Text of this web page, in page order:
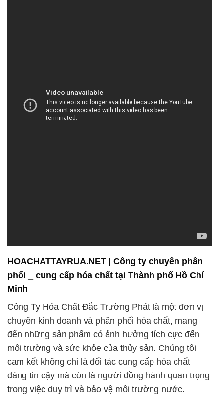
HOACHATTAYRUA.NET | Công ty chuyên phân
phối _ cung cấp hóa chất tại Thành phố Hồ Chí
Minh
Công Ty Hóa Chất Đắc Trường Phát là một đơn vị
chuyên kinh doanh và phân phối hóa chất, mang
đến những sản phẩm có ảnh hưởng tích cực đến
môi trường và sức khỏe của thủy sản. Chúng tôi
cam kết không chỉ là đối tác cung cấp hóa chất
đáng tin cậy mà còn là người đồng hành quan trọng
trong việc duy trì và bảo vệ môi trường nước.